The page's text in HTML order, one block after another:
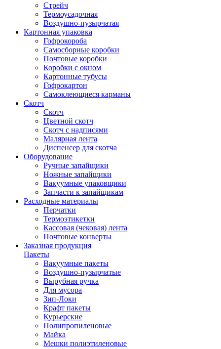
Стрейч
Термоусадочная
Воздушно-пузырчатая
Картонная упаковка
Гофрокороба
Самосборные коробки
Почтовые коробки
Коробки с окном
Картонные тубусы
Гофрокартон
Самоклеющиеся карманы
Скотч
Скотч
Цветной скотч
Скотч с надписями
Малярная лента
Диспенсер для скотча
Оборудование
Ручные запайщики
Ножные запайщики
Вакуумные упаковщики
Запчасти к запайщикам
Расходные материалы
Перчатки
Термоэтикетки
Кассовая (чековая) лента
Почтовые конверты
Заказная продукция
Пакеты
Вакуумные пакеты
Воздушно-пузырчатые
Вырубная ручка
Для мусора
Зип-Локи
Крафт пакеты
Курьерские
Полипропиленовые
Майка
Мешки полиэтиленовые